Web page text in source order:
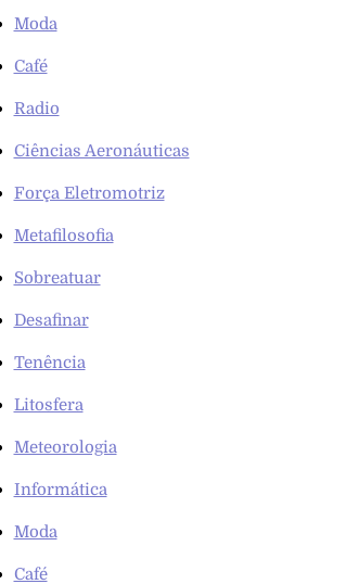
Moda
Café
Radio
Ciências Aeronáuticas
Força Eletromotriz
Metafilosofia
Sobreatuar
Desafinar
Tenência
Litosfera
Meteorologia
Informática
Moda
Café